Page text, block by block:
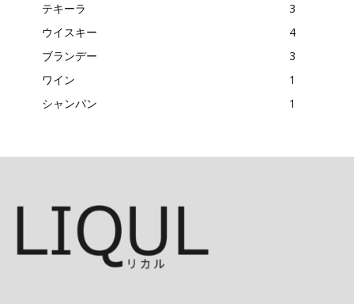
テキーラ
3
ウイスキー
4
ブランデー
3
ワイン
1
シャンパン
1